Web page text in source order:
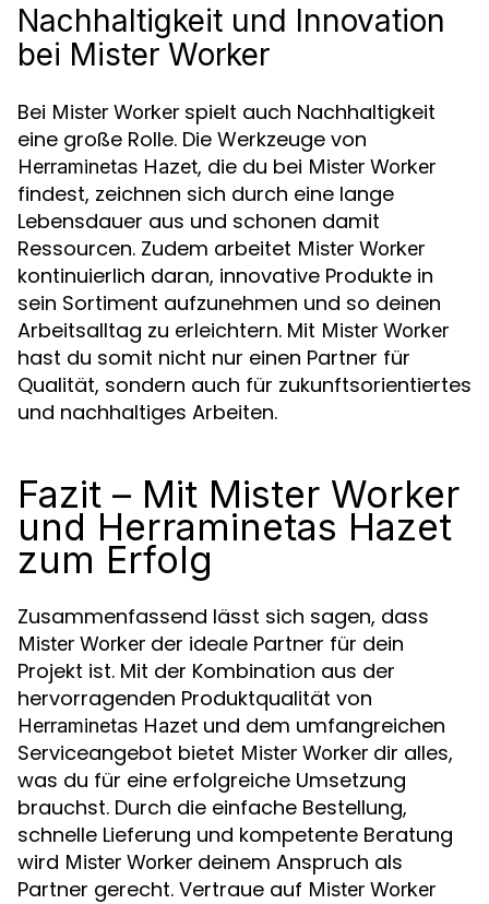
Nachhaltigkeit und Innovation
bei Mister Worker
Bei Mister Worker spielt auch Nachhaltigkeit
eine große Rolle. Die Werkzeuge von
Herraminetas Hazet, die du bei Mister Worker
findest, zeichnen sich durch eine lange
Lebensdauer aus und schonen damit
Ressourcen. Zudem arbeitet Mister Worker
kontinuierlich daran, innovative Produkte in
sein Sortiment aufzunehmen und so deinen
Arbeitsalltag zu erleichtern. Mit Mister Worker
hast du somit nicht nur einen Partner für
Qualität, sondern auch für zukunftsorientiertes
und nachhaltiges Arbeiten.
Fazit – Mit Mister Worker
und Herraminetas Hazet
zum Erfolg
Zusammenfassend lässt sich sagen, dass
Mister Worker der ideale Partner für dein
Projekt ist. Mit der Kombination aus der
hervorragenden Produktqualität von
Herraminetas Hazet und dem umfangreichen
Serviceangebot bietet Mister Worker dir alles,
was du für eine erfolgreiche Umsetzung
brauchst. Durch die einfache Bestellung,
schnelle Lieferung und kompetente Beratung
wird Mister Worker deinem Anspruch als
Partner gerecht. Vertraue auf Mister Worker